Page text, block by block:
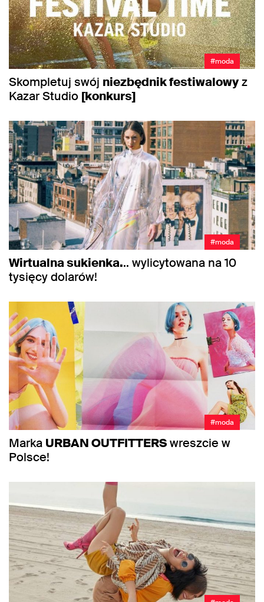
#moda
Skompletuj swój niezbędnik festiwalowyz
Kazar Studio [konkurs]
#moda
Wirtualna sukienka... wylicytowana na 10
tysięcy dolarów!
#moda
Marka URBAN OUTFITTERSwreszcie w
Polsce!